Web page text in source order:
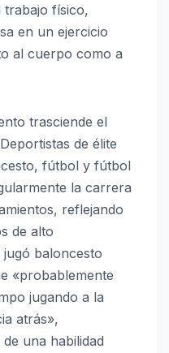
trabajo físico,
en un ejercicio
al cuerpo como a
trasciende el
de élite
fútbol y fútbol
la carrera
reflejando
de alto
baloncesto
«probablemente
jugando a la
atrás»,
una habilidad